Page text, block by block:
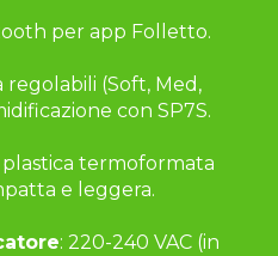
per app Folletto.
regolabili (Soft, Med,
con SP7S.
termoformata
e leggera.
: 220-240 VAC (in